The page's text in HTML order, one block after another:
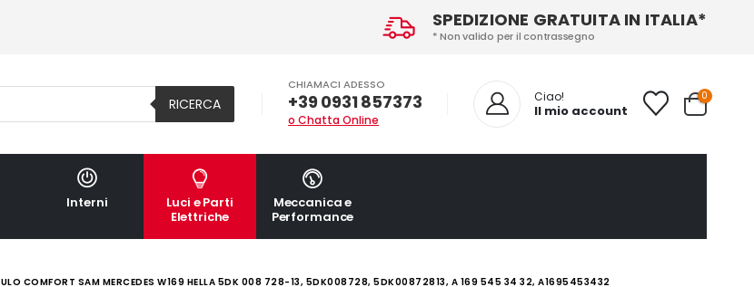
SPEDIZIONE GRATUITA IN ITALIA*
* Non valido per il contrassegno
RICERCA
CHIAMACI ADESSO
+39 0931 857373
o Chatta Online
Ciao!
Il mio account
0
Interni
Luci e Parti
Elettriche
Meccanica e
Performance
COMFORT SAM MERCEDES W169 HELLA 5DK 008 728-13, 5DK008728, 5DK00872813, A 169 545 34 32, A1695453432